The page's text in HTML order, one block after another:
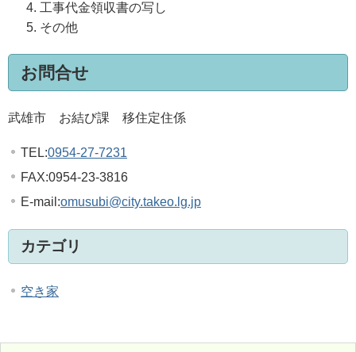
工事代金領収書の写し
その他
お問合せ
武雄市 お結び課 移住定住係
TEL:0954-27-7231
FAX:0954-23-3816
E-mail:omusubi@city.takeo.lg.jp
カテゴリ
空き家